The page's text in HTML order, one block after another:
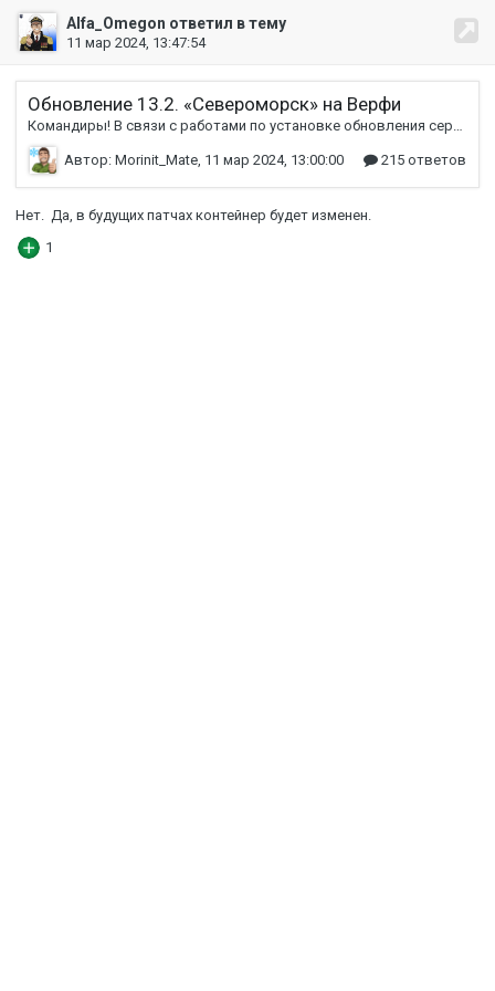
Alfa_Omegon ответил в тему
11 мар 2024, 13:47:54
Обновление 13.2. «Североморск» на Верфи
Командиры! В связи с работами по установке обновления сервер будет недоступен с: 13 мар., 05:00 МСК. до: 13 мар., 10:00 МСК. Верфь Балтийского завода «Скрытые манёвры» возвращаются Боевой пропуск Общий доступ к японским авианосцам Улучшение интерфейса Различные улучшения Адмиралтейство Блицы Добавление и изменение контента Прочие изменения и улучшения Читать на портале
Автор: Morinit_Mate, 11 мар 2024, 13:00:00 215 ответов
Нет. Да, в будущих патчах контейнер будет изменен.
1